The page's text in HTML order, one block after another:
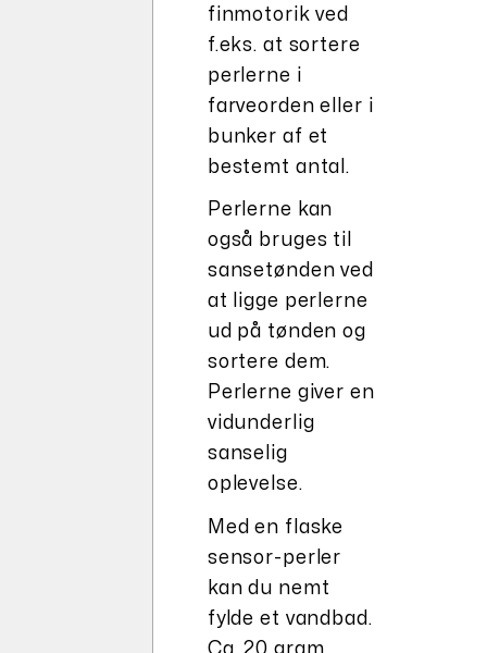
finmotorik ved
f.eks. at sortere
perlerne i
farveorden eller i
bunker af et
bestemt antal.
Perlerne kan
også bruges til
sansetønden ved
at ligge perlerne
ud på tønden og
sortere dem.
Perlerne giver en
vidunderlig
sanselig
oplevelse.
Med en flaske
sensor-perler
kan du nemt
fylde et vandbad.
Ca. 20 gram